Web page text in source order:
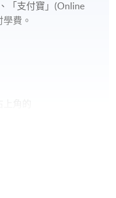
「支付寶」(Online
費。